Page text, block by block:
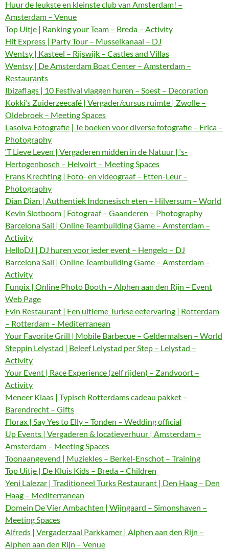
Huur de leukste en kleinste club van Amsterdam! –
Amsterdam – Venue
Top Uitje | Ranking your Team – Breda – Activity
Hit Express | Party Tour – Musselkanaal – DJ
Wentsy | Kasteel – Rijswijk – Castles and Villas
Wentsy | De Amsterdam Boat Center – Amsterdam –
Restaurants
Ibizaflags | 10 Festival vlaggen huren – Soest – Decoration
Kokki’s Zuiderzeecafé | Vergader/cursus ruimte | Zwolle –
Oldebroek – Meeting Spaces
Lasolva Fotografie | Te boeken voor diverse fotografie – Erica –
Photography
‘T Lieve Leven | Vergaderen midden in de Natuur | ‘s-
Hertogenbosch – Helvoirt – Meeting Spaces
Frans Krechting | Foto- en videograaf – Etten-Leur –
Photography
Dian Dian | Authentiek Indonesisch eten – Hilversum – World
Kevin Slotboom | Fotograaf – Gaanderen – Photography
Barcelona Sail | Online Teambuilding Game – Amsterdam –
Activity
HelloDJ | DJ huren voor ieder event – Hengelo – DJ
Barcelona Sail | Online Teambuilding Game – Amsterdam –
Activity
Funpix | Online Photo Booth – Alphen aan den Rijn – Event
Web Page
Evin Restaurant | Een ultieme Turkse eetervaring | Rotterdam
– Rotterdam – Mediterranean
Your Favorite Grill | Mobile Barbecue – Geldermalsen – World
Steppin Lelystad | Beleef Lelystad per Step – Lelystad –
Activity
Your Event | Race Experience (zelf rijden) – Zandvoort –
Activity
Meneer Klaas | Typisch Rotterdams cadeau pakket –
Barendrecht – Gifts
Florax | Say Yes to Elly – Tonden – Wedding official
Up Events | Vergaderen & locatieverhuur | Amsterdam –
Amsterdam – Meeting Spaces
Toonaangevend | Muziekles – Berkel-Enschot – Training
Top Uitje | De Kluis Kids – Breda – Children
Yeni Lalezar | Traditioneel Turks Restaurant | Den Haag – Den
Haag – Mediterranean
Domein De Vier Ambachten | Wijngaard – Simonshaven –
Meeting Spaces
Alfreds | Vergaderzaal Parkkamer | Alphen aan den Rijn –
Alphen aan den Rijn – Venue